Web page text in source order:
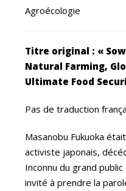
Agroécologie
Titre original : «
Natural Farming,
Ultimate Food
Pas de traduction
Masanobu Fukuoka
activiste japonais,
Inconnu du grand
invité à prendre la